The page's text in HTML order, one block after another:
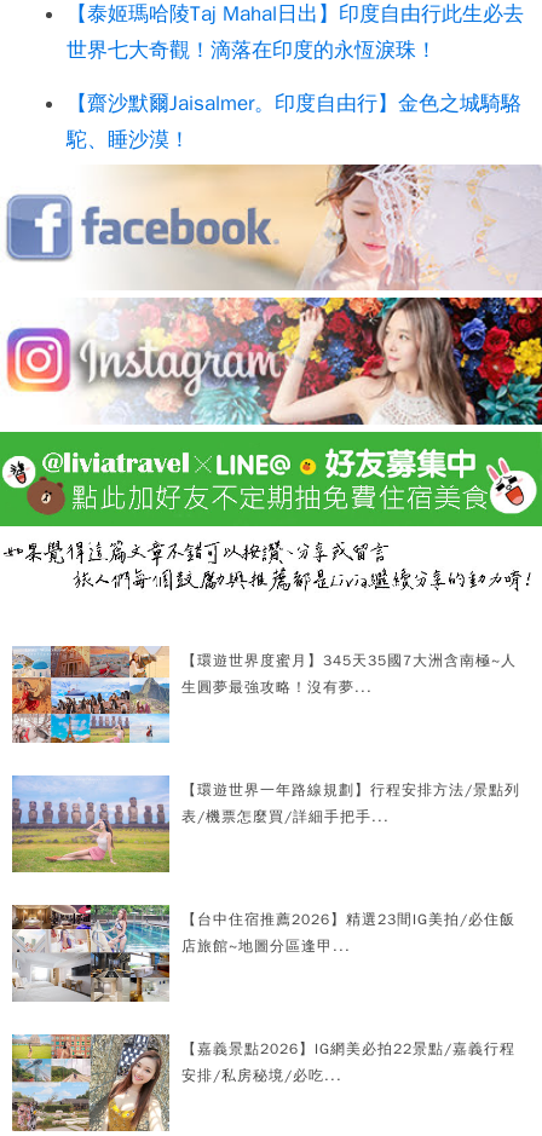
【泰姬瑪哈陵Taj Mahal日出】印度自由行此生必去
世界七大奇觀！滴落在印度的永恆淚珠！
【齋沙默爾Jaisalmer。印度自由行】金色之城騎駱
駝、睡沙漠！
【環遊世界度蜜月】345天35國7大洲含南極~人
生圓夢最強攻略！沒有夢...
【環遊世界一年路線規劃】行程安排方法/景點列
表/機票怎麼買/詳細手把手...
【台中住宿推薦2026】精選23間IG美拍/必住飯
店旅館~地圖分區逢甲...
【嘉義景點2026】IG網美必拍22景點/嘉義行程
安排/私房秘境/必吃...